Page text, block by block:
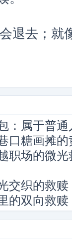
退去；就
：属于普
口糖画摊的
职场的微光
交织的救赎
的双向救赎